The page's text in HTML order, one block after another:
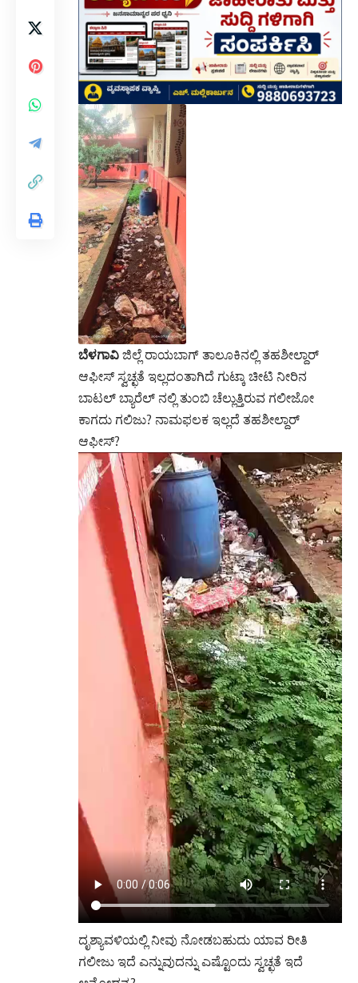
ಬೆಳಗಾವಿ ಜಿಲ್ಲೆ ರಾಯಬಾಗ್ ತಾಲೂಕಿನಲ್ಲಿ ತಹಶೀಲ್ದಾರ್
ಆಫೀಸ್ ಸ್ವಚ್ಛತೆ ಇಲ್ಲದಂತಾಗಿದೆ ಗುಟ್ಕಾ ಚೀಟಿ ನೀರಿನ
ಬಾಟಲ್ ಬ್ಯಾರೆಲ್ ನಲ್ಲಿ ತುಂಬಿ ಚೆಲ್ಲುತ್ತಿರುವ ಗಲೀಜೋ
ಕಾಗದು ಗಲಿಜು? ನಾಮಫಲಕ ಇಲ್ಲದೆ ತಹಶೀಲ್ದಾರ್
ಆಫೀಸ್?
ದೃಶ್ಯಾವಳಿಯಲ್ಲಿ ನೀವು ನೋಡಬಹುದು ಯಾವ ರೀತಿ
ಗಲೀಜು ಇದೆ ಎನ್ನುವುದನ್ನು ಎಷ್ಟೊಂದು ಸ್ವಚ್ಛತೆ ಇದೆ